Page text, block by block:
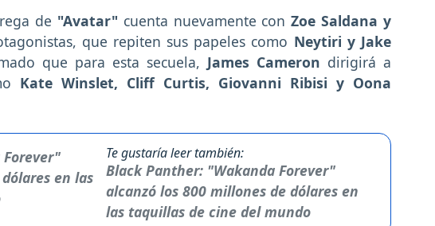
de "Avatar" cuenta nuevamente conZoe Saldana y
que repiten sus papeles como Neytiri y Jake
que para esta secuela, James Cameron dirigirá a
Kate Winslet, Cliff Curtis, Giovanni Ribisi y Oona
Te gustaría leer también:
Black Panther: "Wakanda Forever"
alcanzó los 800 millones de dólares en
las taquillas de cine del mundo